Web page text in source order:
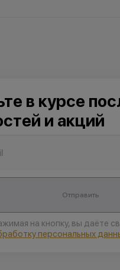
в курсе
и акций
Отправить
на кнопку, вы даёте
персональных